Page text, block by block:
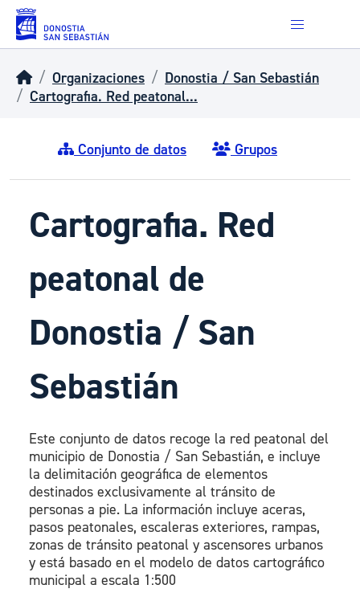
Skip to main content
Organizaciones
Donostia / San Sebastián
Cartografia. Red peatonal...
Conjunto de datos Grupos
Cartografia. Red
peatonal de
Donostia / San
Sebastián
Este conjunto de datos recoge la red peatonal del
municipio de Donostia / San Sebastián, e incluye
la delimitación geográfica de elementos
destinados exclusivamente al tránsito de
personas a pie. La información incluye aceras,
pasos peatonales, escaleras exteriores, rampas,
zonas de tránsito peatonal y ascensores urbanos
y está basado en el modelo de datos cartográfico
municipal a escala 1:500